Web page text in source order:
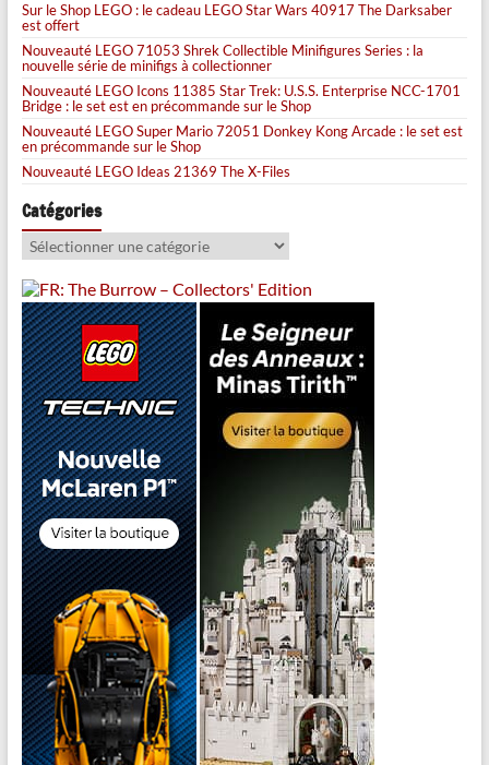
Sur le Shop LEGO : le cadeau LEGO Star Wars 40917 The Darksaber
est offert
Nouveauté LEGO 71053 Shrek Collectible Minifigures Series : la
nouvelle série de minifigs à collectionner
Nouveauté LEGO Icons 11385 Star Trek: U.S.S. Enterprise NCC-1701
Bridge : le set est en précommande sur le Shop
Nouveauté LEGO Super Mario 72051 Donkey Kong Arcade : le set est
en précommande sur le Shop
Nouveauté LEGO Ideas 21369 The X-Files
Catégories
Catégories